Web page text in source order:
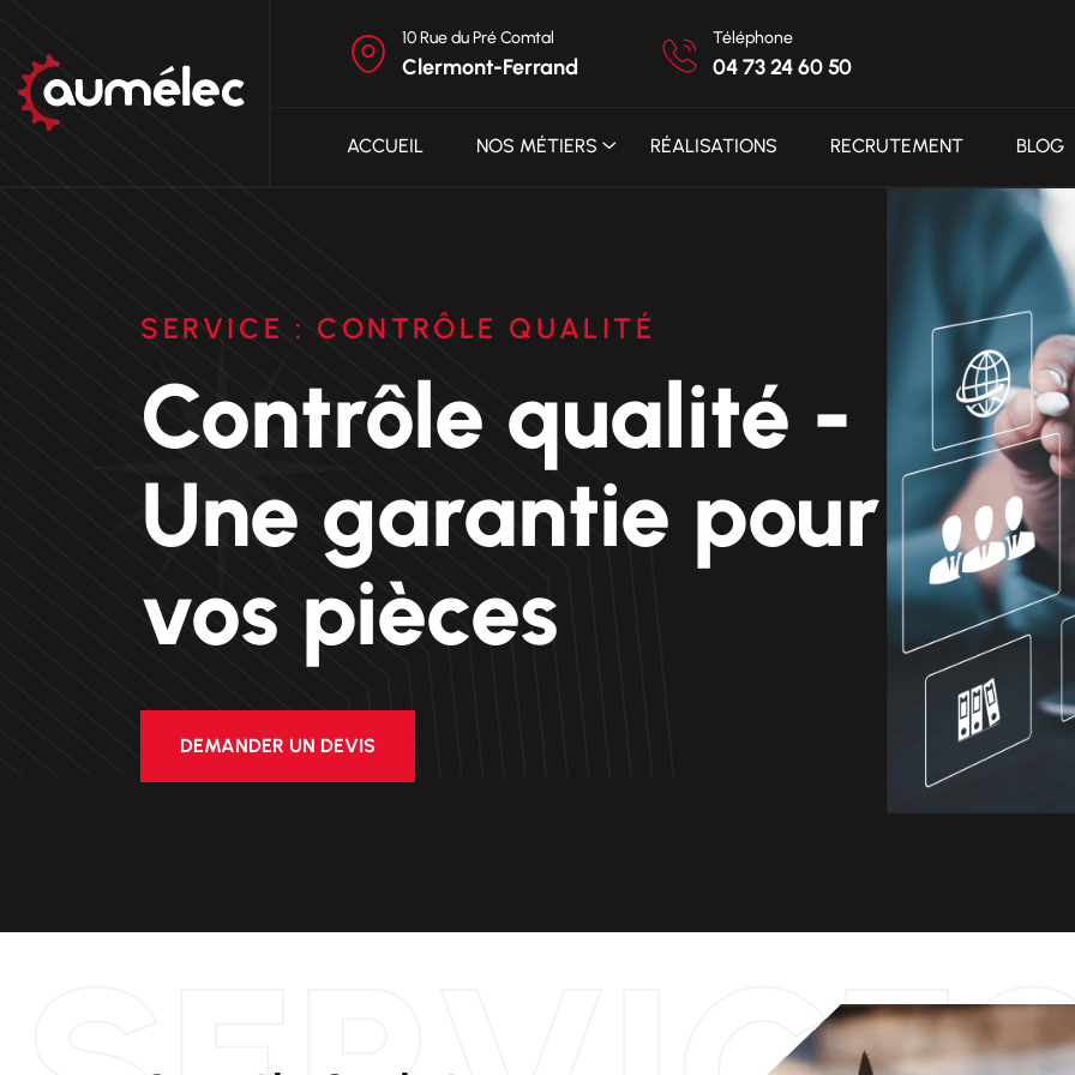
10 Rue du Pré Comtal
Clermont-Ferrand
Téléphone
04 73 24 60 50
ACCUEIL NOS MÉTIERS RÉALISATIONS RECRUTEMENT BLOG
SERVICE : CONTRÔLE QUALITÉ
Contrôle qualité -
Une garantie pour
vos pièces
DEMANDER UN DEVIS